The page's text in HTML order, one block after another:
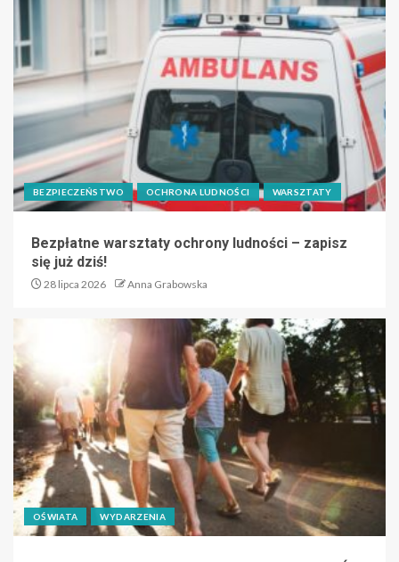
BEZPIECZEŃSTWO OCHRONA LUDNOŚCI WARSZTATY
Bezpłatne warsztaty ochrony ludności – zapisz
się już dziś!
28 lipca 2026 Anna Grabowska
OŚWIATA WYDARZENIA